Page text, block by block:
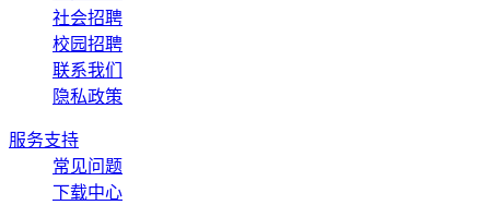
社会招聘
校园招聘
联系我们
隐私政策
服务支持
常见问题
下载中心